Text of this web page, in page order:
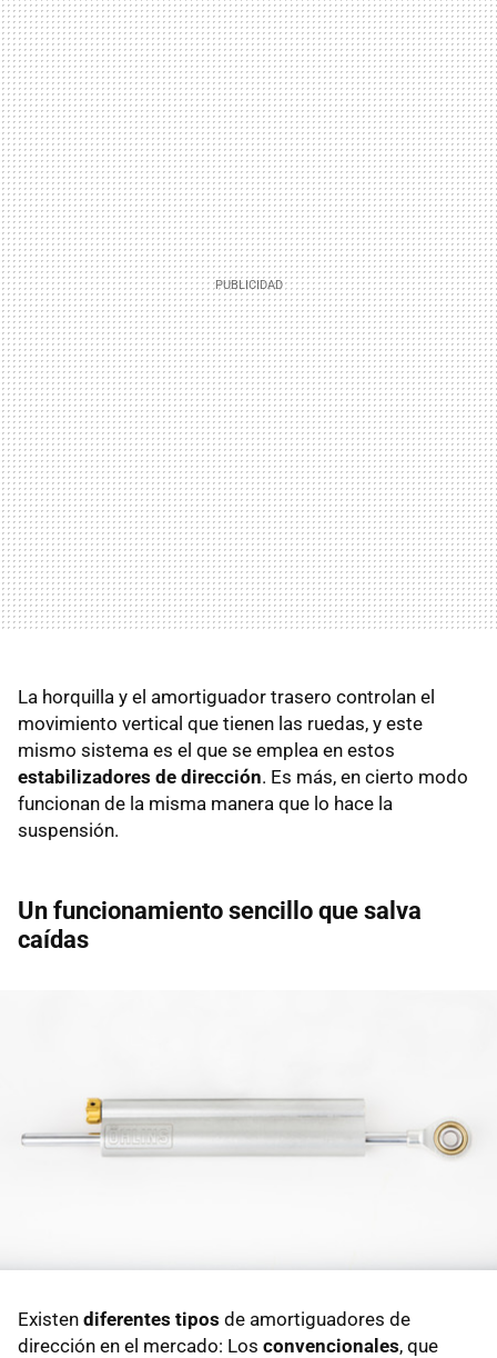
La horquilla y el amortiguador trasero controlan el
movimiento vertical que tienen las ruedas, y este
mismo sistema es el que se emplea en estos
estabilizadores de dirección. Es más, en cierto modo
funcionan de la misma manera que lo hace la
suspensión.
Un funcionamiento sencillo que salva
caídas
Existen diferentes tipos de amortiguadores de
dirección en el mercado: Los convencionales, que